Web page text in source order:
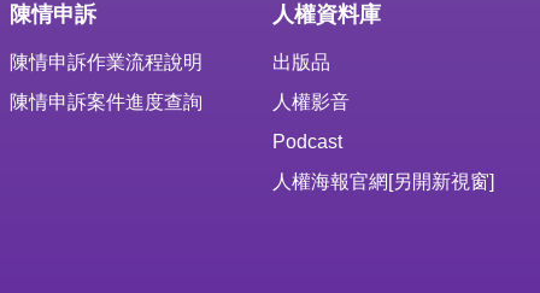
陳情申訴
陳情申訴作業流程說明
陳情申訴案件進度查詢
人權資料庫
出版品
人權影音
Podcast
人權海報官網[另開新視窗]